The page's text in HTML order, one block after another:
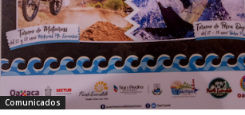
Comunicados